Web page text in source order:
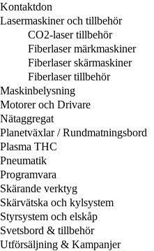
Kontaktdon
Lasermaskiner och tillbehör
CO2-laser tillbehör
Fiberlaser märkmaskiner
Fiberlaser skärmaskiner
Fiberlaser tillbehör
Maskinbelysning
Motorer och Drivare
Nätaggregat
Planetväxlar / Rundmatningsbord
Plasma THC
Pneumatik
Programvara
Skärande verktyg
Skärvätska och kylsystem
Styrsystem och elskåp
Svetsbord & tillbehör
Utförsäljning & Kampanjer